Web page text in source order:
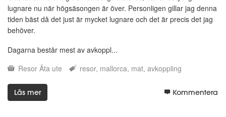
lugnare nu när högsäsongen är över. Personligen gillar jag denna
tiden bäst då det just är mycket lugnare och det är precis det jag
behöver.
Dagarna består mest av avkoppl...
Resor Äta ute resor mallorca mat avkoppling
Läs mer Kommentera